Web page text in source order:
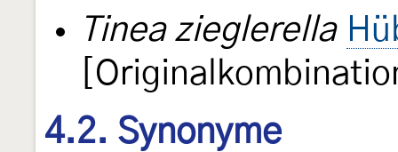
Tinea zieglerella
4.2. Synonyme